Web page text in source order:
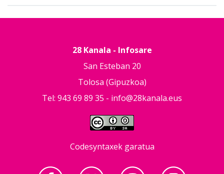
28 Kanala - Infosare
San Esteban 20
Tolosa (Gipuzkoa)
Tel: 943 69 89 35 - info@28kanala.eus
Codesyntaxek garatua